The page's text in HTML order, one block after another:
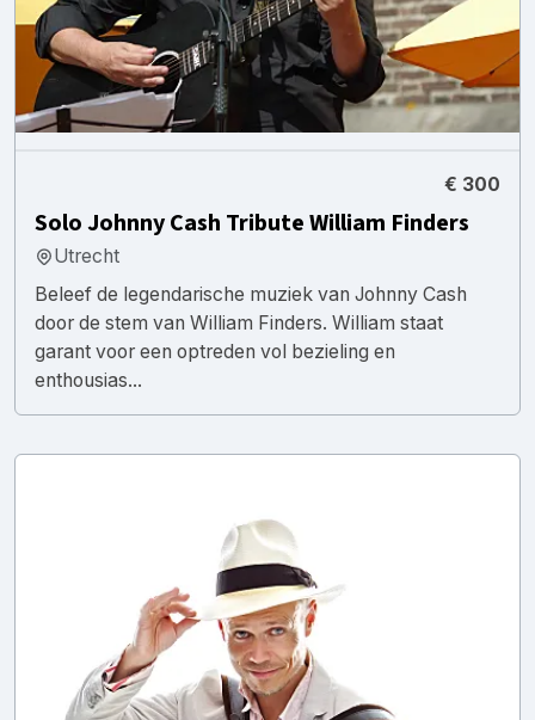
€ 300
Solo Johnny Cash Tribute William Finders
Utrecht
Beleef de legendarische muziek van Johnny Cash
door de stem van William Finders. William staat
garant voor een optreden vol bezieling en
enthousias...